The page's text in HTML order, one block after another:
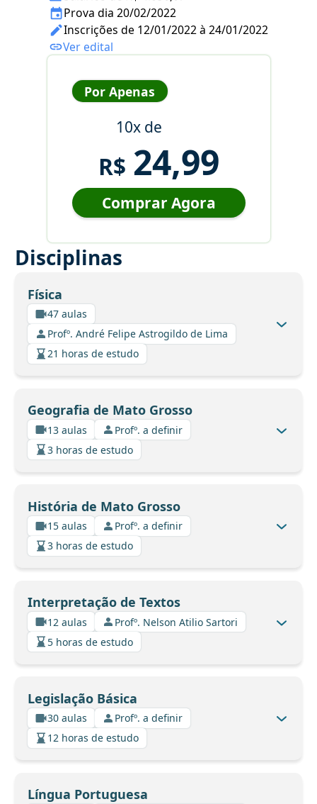
Prova dia 20/02/2022
Inscrições de 12/01/2022 à 24/01/2022
Ver edital
Por Apenas
10x de
R$ 24,99
Comprar Agora
Disciplinas
Física
47 aulas
Profº. André Felipe Astrogildo de Lima
21 horas de estudo
Geografia de Mato Grosso
13 aulas
Profº. a definir
3 horas de estudo
História de Mato Grosso
15 aulas
Profº. a definir
3 horas de estudo
Interpretação de Textos
12 aulas
Profº. Nelson Atilio Sartori
5 horas de estudo
Legislação Básica
30 aulas
Profº. a definir
12 horas de estudo
Língua Portuguesa